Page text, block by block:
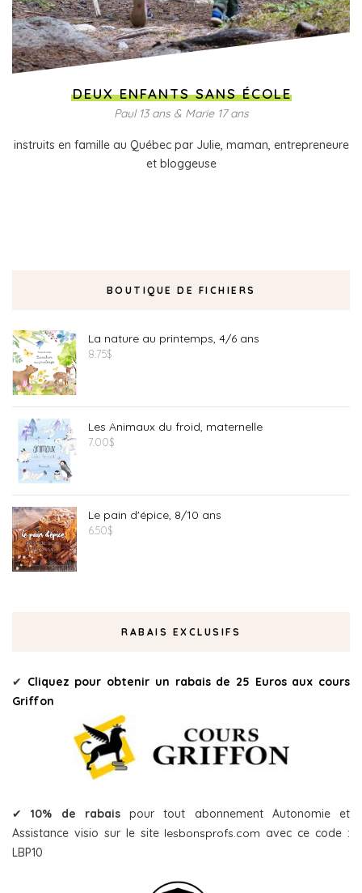
DEUX ENFANTS SANS ÉCOLE
Paul 13 ans & Marie 17 ans
instruits en famille au Québec par Julie, maman, entrepreneure
et bloggeuse
BOUTIQUE DE FICHIERS
La nature au printemps, 4/6 ans
8.75$
Les Animaux du froid, maternelle
7.00$
Le pain d'épice, 8/10 ans
6.50$
RABAIS EXCLUSIFS
✔ Cliquez pour obtenir un rabais de 25 Euros aux cours
Griffon
✔10% de rabaispour tout abonnement Autonomie et
Assistance visio sur le site lesbonsprofs.com avec ce code :
LBP10